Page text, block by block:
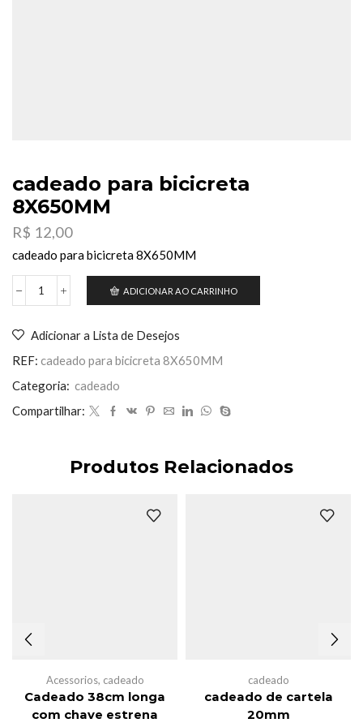
cadeado para bicicreta
8X650MM
R$ 12,00
cadeado para bicicreta 8X650MM
cadeado
8X650MM
quantidade
ADICIONAR AO CARRINHO
Adicionar a Lista de Desejos
REF: cadeado para bicicreta 8X650MM
Categoria: cadeado
Compartilhar:
Produtos Relacionados
Acessorios, cadeado
Cadeado 38cm longa
com chave estrena
cadeado
cadeado de cartela
20mm